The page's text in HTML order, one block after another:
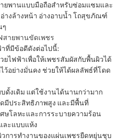
ยพานแบบมือถือสำหรับซ่อมแซมและ
างล้างหน้า อ่างอาบน้ำ โถสุขภัณฑ์
ๆ
สายพานขัดเพชร
ที่มีข้อดีดังต่อไปนี้:
ยไฟฟ้าเพื่อให้เพชรสัมผัสกับพื้นผิวได้
ว้อย่างมั่นคง ช่วยให้ได้ผลลัพธ์ที่โดด
ดั้งเดิม แต่ใช้งานได้นานกว่ามาก
มีประสิทธิภาพสูง และมีพื้นที่
ษโลหะและการระบายความร้อน
ละแบบแห้ง
การทำงานของแผ่นเพชรยืดหยุ่นชุบ